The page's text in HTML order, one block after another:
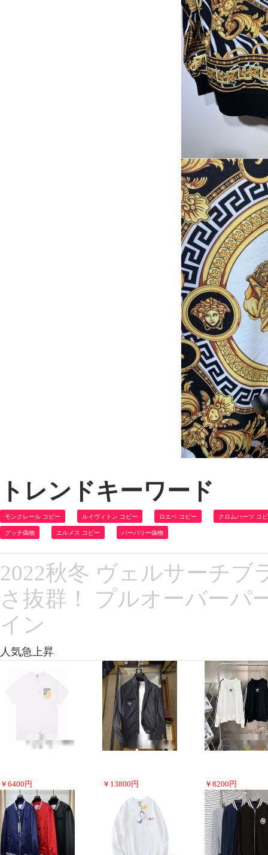
トレンドキーワード
モンクレール コピー ルイヴィトン コピー ロエベ コピー クロムハーツ コ
グッチ偽物 エルメス コピー バーバリー偽物
2022秋冬 ヴェルサーチブ
さ抜群！ プルオーバーパ
イン
人気急上昇
￥ 6400 円 ￥ 13800 円 ￥ 8200 円